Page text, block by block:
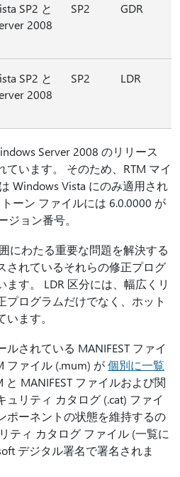
SP2 と
2008
SP2 GDR
SP2 と
2008
SP2 LDR
Server 2008 のリリース
ています。 そのため、RTM マイ
Windows Vista にのみ適用され
ーン ファイルには 6.0.0000 が
ジョン番号。
にわたる重要な問題を解決する
されているそれらの修正プログ
ます。 LDR 区分には、幅広くリ
プログラムだけでなく、ホット
ます。
されている MANIFEST ファイ
ファイル (.mum) が個別に一覧
と MANIFEST ファイルおよび関
リティ カタログ (.cat) ファイ
ポーネントの状態を維持するの
ティ カタログ ファイル (一覧に
デジタル署名で署名されま